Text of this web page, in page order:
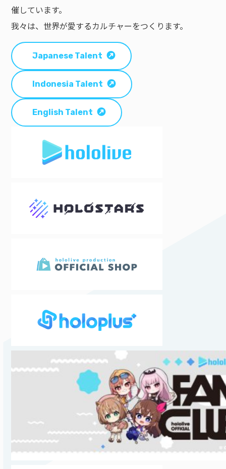
催しています。
我々は、世界が愛するカルチャーをつくります。
Japanese Talent
Indonesia Talent
English Talent